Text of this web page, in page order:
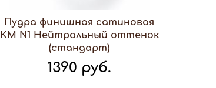
Пудра финишная сатиновая
КМ N1 Нейтральный оттенок
(стандарт)
1390 руб.